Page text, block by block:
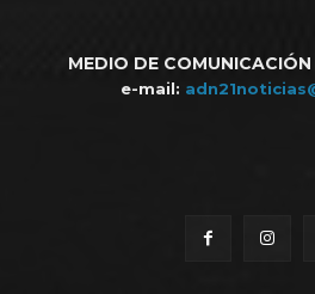
MEDIO DE
e-mail: